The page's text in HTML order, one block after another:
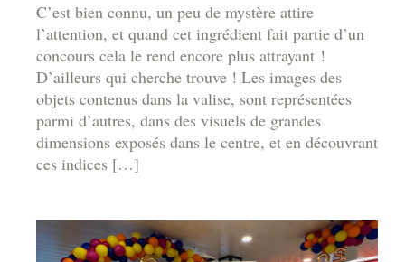
C’est bien connu, un peu de mystère attire
l’attention, et quand cet ingrédient fait partie d’un
concours cela le rend encore plus attrayant !
D’ailleurs qui cherche trouve ! Les images des
objets contenus dans la valise, sont représentées
parmi d’autres, dans des visuels de grandes
dimensions exposés dans le centre, et en découvrant
ces indices […]